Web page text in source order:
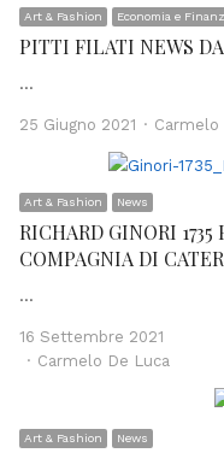
Art & Fashion Economia e
PITTI FILATI NEWS
…
25 Giugno 2021 Author
Carmelo
Art & Fashion News
RICHARD GINORI
COMPAGNIA DI
…
16 Settembre 2021
Author
Carmelo De Luca
Art & Fashion News